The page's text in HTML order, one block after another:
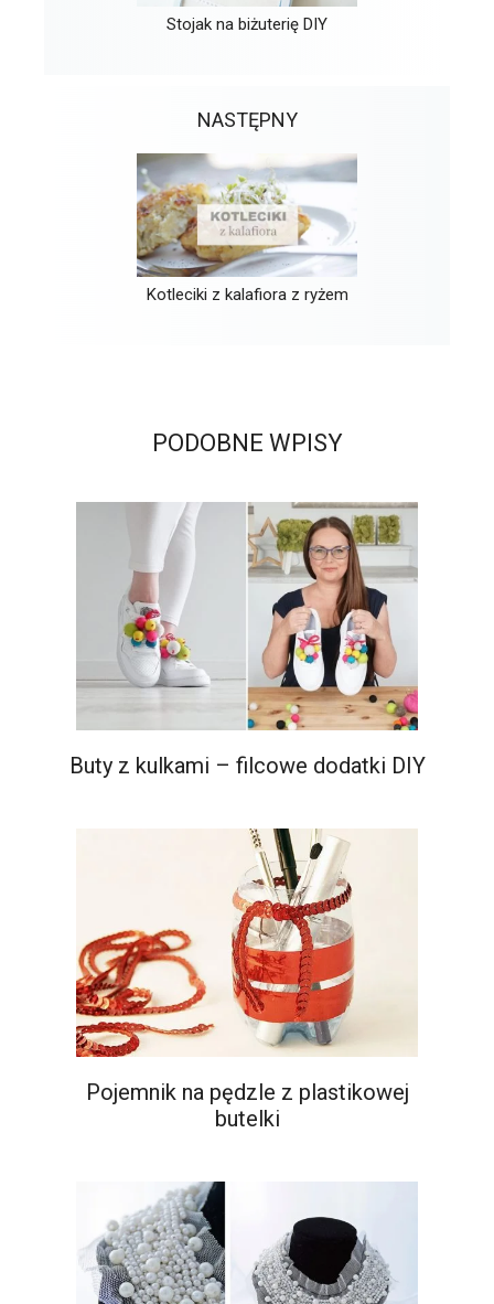
Stojak na biżuterię DIY
NASTĘPNY
Kotleciki z kalafiora z ryżem
PODOBNE WPISY
Buty z kulkami – filcowe dodatki DIY
Pojemnik na pędzle z plastikowej
butelki